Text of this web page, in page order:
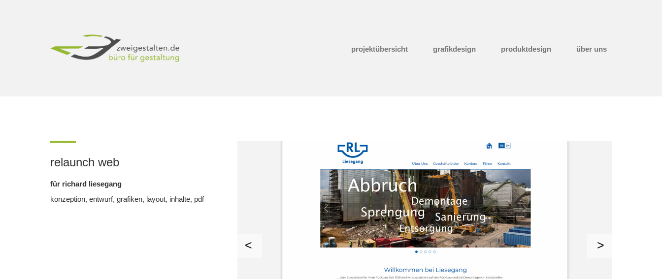
projektübersicht grafikdesign produktdesign über uns
relaunch web
für richard liesegang
konzeption, entwurf, grafiken, layout, inhalte, pdf